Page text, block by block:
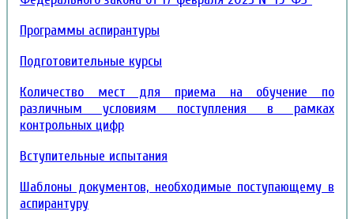
Программы аспирантуры
Подготовительные курсы
Количество мест для приема на обучение по
различным условиям поступления в рамках
контрольных цифр
Вступительные испытания
Шаблоны документов, необходимые поступающему в
аспирантуру